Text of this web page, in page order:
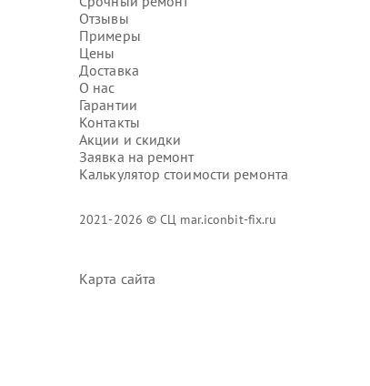
Отзывы
Примеры
Цены
Доставка
О нас
Гарантии
Контакты
Акции и скидки
Заявка на ремонт
Калькулятор стоимости ремонта
2021-2026 © СЦ mar.iconbit-fix.ru
Карта сайта